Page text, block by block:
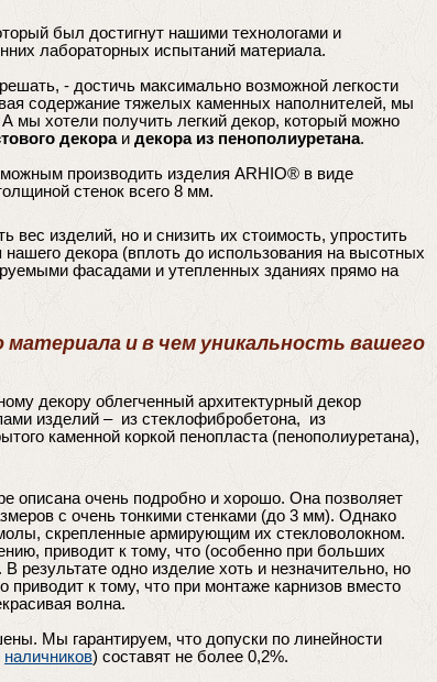
был достигнут нашими технологами и
лабораторных испытаний материала.
- достичь максимально возможной легкости
содержание тяжелых каменных наполнителей, мы
хотели получить легкий декор, который можно
декораи декора из пенополиуретана.
производить изделия ARHIO® в виде
стенок всего 8 мм.
вес изделий, но и снизить их стоимость, упростить
декора (вплоть до использования на высотных
фасадами и утепленных зданиях прямо на
и в чем уникальность вашего
декору облегченный архитектурный декор
изделий – из стеклофибробетона, из
каменной коркой пенопласта (пенополиуретана),
описана очень подробно и хорошо. Она позволяет
с очень тонкими стенками (до 3 мм). Однако
скрепленные армирующим их стекловолокном.
приводит к тому, что (особенно при больших
результате одно изделие хоть и незначительно, но
приводит к тому, что при монтаже карнизов вместо
волна.
Мы гарантируем, что допуски по линейности
наличников) составят не более 0,2%.